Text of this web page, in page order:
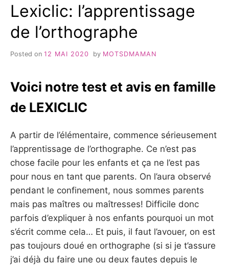
Lexiclic: l’apprentissage
de l’orthographe
Posted on 12 MAI 2020 by MOTSDMAMAN
Voici notre test et avis en famille
de LEXICLIC
A partir de l’élémentaire, commence sérieusement
l’apprentissage de l’orthographe. Ce n’est pas
chose facile pour les enfants et ça ne l’est pas
pour nous en tant que parents. On l’aura observé
pendant le confinement, nous sommes parents
mais pas maîtres ou maîtresses! Difficile donc
parfois d’expliquer à nos enfants pourquoi un mot
s’écrit comme cela… Et puis, il faut l’avouer, on est
pas toujours doué en orthographe (si si je t’assure
j’ai déjà du faire une ou deux fautes depuis le